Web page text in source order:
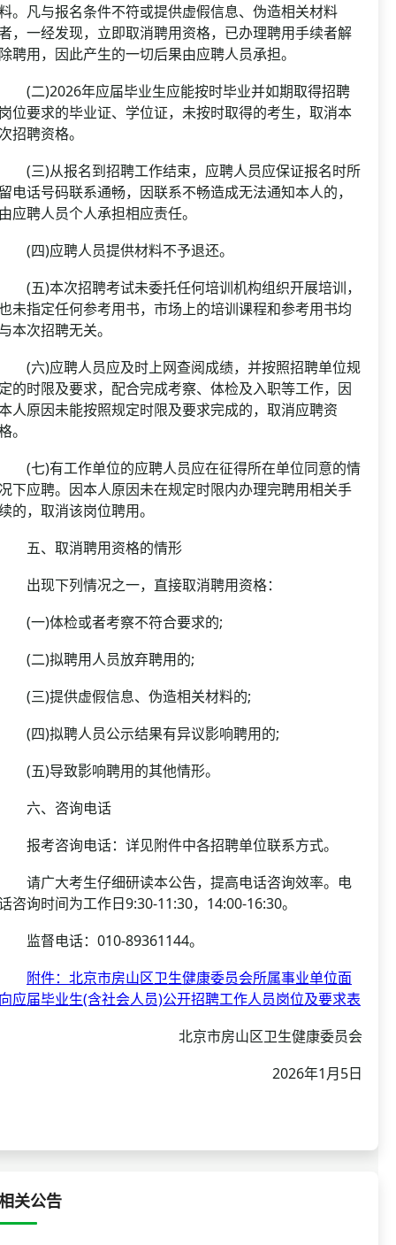
。凡与报名条件不符或提供虚假信息、伪造相关材料
，一经发现，立即取消聘用资格，已办理聘用手续者解
聘用，因此产生的一切后果由应聘人员承担。
二)2026年应届毕业生应能按时毕业并如期取得招聘
位要求的毕业证、学位证，未按时取得的考生，取消本
招聘资格。
三)从报名到招聘工作结束，应聘人员应保证报名时所
电话号码联系通畅，因联系不畅造成无法通知本人的，
应聘人员个人承担相应责任。
四)应聘人员提供材料不予退还。
五)本次招聘考试未委托任何培训机构组织开展培训，
未指定任何参考用书，市场上的培训课程和参考用书均
本次招聘无关。
六)应聘人员应及时上网查阅成绩，并按照招聘单位规
的时限及要求，配合完成考察、体检及入职等工作，因
人原因未能按照规定时限及要求完成的，取消应聘资
。
七)有工作单位的应聘人员应在征得所在单位同意的情
下应聘。因本人原因未在规定时限内办理完聘用相关手
的，取消该岗位聘用。
、取消聘用资格的情形
现下列情况之一，直接取消聘用资格：
一)体检或者考察不符合要求的;
二)拟聘用人员放弃聘用的;
三)提供虚假信息、伪造相关材料的;
四)拟聘人员公示结果有异议影响聘用的;
五)导致影响聘用的其他情形。
、咨询电话
考咨询电话：详见附件中各招聘单位联系方式。
广大考生仔细研读本公告，提高电话咨询效率。电
咨询时间为工作日9:30-11:30，14:00-16:30。
督电话：010-89361144。
附件：北京市房山区卫生健康委员会所属事业单位面
应届毕业生(含社会人员)公开招聘工作人员岗位及要求表
北京市房山区卫生健康委员会
2026年1月5日
关公告